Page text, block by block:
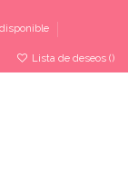
Lista de deseos ()